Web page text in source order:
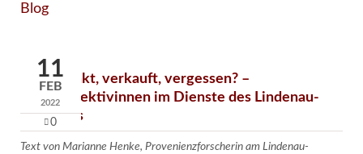
Blog
11
FEB
2022
0
Verschenkt, verkauft, vergessen? –
Kunstdetektivinnen im Dienste des Lindenau-
Museums
Text von Marianne Henke, Provenienzforscherin am Lindenau-